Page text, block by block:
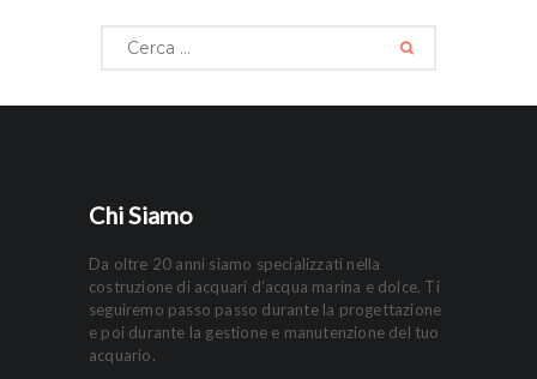
Ricerca
per:
Chi Siamo
Da oltre 20 anni siamo specializzati nella
costruzione di acquari d’acqua marina e dolce. Ti
seguiremo passo passo durante la progettazione
e poi durante la gestione e manutenzione del tuo
acquario.